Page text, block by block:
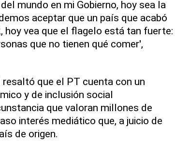
mundo en mi Gobierno, hoy sea la
aceptar que un país que acabó
hoy vea que el flagelo está tan fuerte:
que no tienen qué comer',
que el PT cuenta con un
y de inclusión social
que valoran millones de
interés mediático que, a juicio de
de origen.